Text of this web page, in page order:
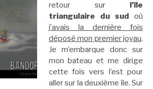
retour sur
l’île
triangulaire du sud où
j’avais la dernière fois
déposé mon premier joyau.
Je m’embarque donc sur
mon bateau et me dirige
cette fois vers l’est pour
aller sur la deuxième île. Sur